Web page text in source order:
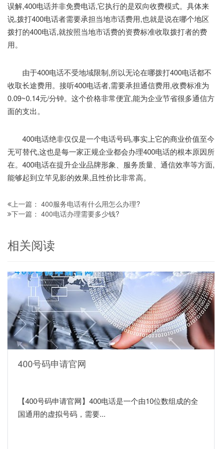
误解,400电话并非免费电话,它执行的是双向收费模式。具体来
说,拨打400电话者需要承担当地市话费用,也就是说在哪个地区
拨打的400电话,就按照当地市话费的资费标准收取拨打者的费
用。
由于400电话不受地域限制,所以无论在哪拨打400电话都不
收取长途费用。接听400电话者,需要承担通信费用,收费标准为
0.09~0.14元/分钟。这个价格非常便宜,能为企业节省很多通信方
面的支出。
400电话绝非仅仅是一个电话号码,事实上它的商业价值至今
无可替代,这也是每一家正规企业都会办理400电话的根本原因所
在。400电话在提升企业品牌形象、服务质量、通信效率等方面,
能够起到立竿见影的效果,且性价比非常高。
上一篇： 400服务电话有什么用怎么办理?
下一篇： 400电话办理需要多少钱?
相关阅读
400号码申请官网
【400号码申请官网】400电话是一个由10位数组成的全
国通用的虚拟号码，需要...